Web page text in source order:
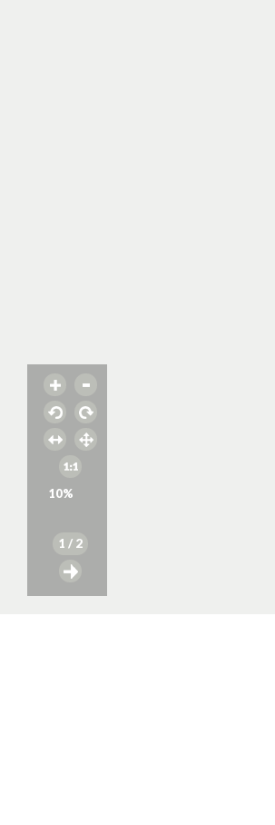
10%
1 / 2